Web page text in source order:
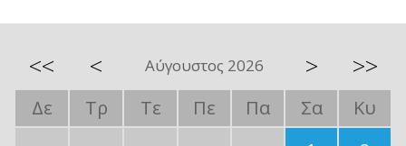
<< < Αύγουστος 2026 > >>
Δε Τρ Τε Πε Πα Σα
Κυ